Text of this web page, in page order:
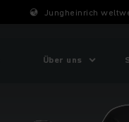
Jungheinrich
Über uns